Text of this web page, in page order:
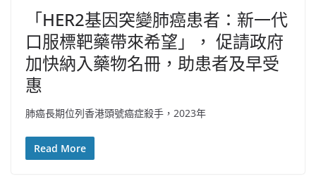
「HER2基因突變肺癌患者：新一代
口服標靶藥帶來希望」， 促請政府
加快納入藥物名冊，助患者及早受
惠
肺癌長期位列香港頭號癌症殺手，2023年
Read More